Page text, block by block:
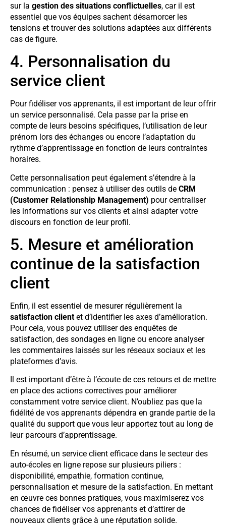
sur la gestion des situations conflictuelles, car il est
essentiel que vos équipes sachent désamorcer les
tensions et trouver des solutions adaptées aux différents
cas de figure.
4. Personnalisation du
service client
Pour fidéliser vos apprenants, il est important de leur offrir
un service personnalisé. Cela passe par la prise en
compte de leurs besoins spécifiques, l’utilisation de leur
prénom lors des échanges ou encore l’adaptation du
rythme d’apprentissage en fonction de leurs contraintes
horaires.
Cette personnalisation peut également s’étendre à la
communication : pensez à utiliser des outils de CRM
(Customer Relationship Management) pour centraliser
les informations sur vos clients et ainsi adapter votre
discours en fonction de leur profil.
5. Mesure et amélioration
continue de la satisfaction
client
Enfin, il est essentiel de mesurer régulièrement la
satisfaction client et d’identifier les axes d’amélioration.
Pour cela, vous pouvez utiliser des enquêtes de
satisfaction, des sondages en ligne ou encore analyser
les commentaires laissés sur les réseaux sociaux et les
plateformes d’avis.
Il est important d’être à l’écoute de ces retours et de mettre
en place des actions correctives pour améliorer
constamment votre service client. N’oubliez pas que la
fidélité de vos apprenants dépendra en grande partie de la
qualité du support que vous leur apportez tout au long de
leur parcours d’apprentissage.
En résumé, un service client efficace dans le secteur des
auto-écoles en ligne repose sur plusieurs piliers :
disponibilité, empathie, formation continue,
personnalisation et mesure de la satisfaction. En mettant
en œuvre ces bonnes pratiques, vous maximiserez vos
chances de fidéliser vos apprenants et d’attirer de
nouveaux clients grâce à une réputation solide.